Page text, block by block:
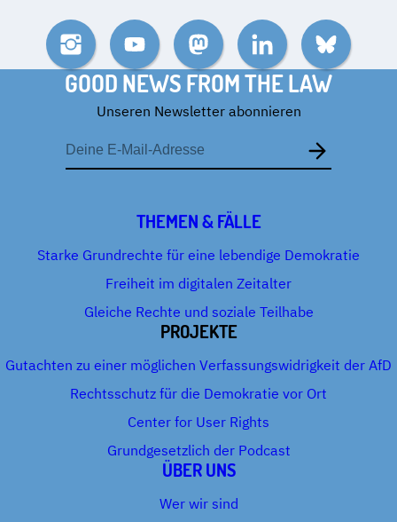
InstagramYouTube MastodonLinkedIn Bluesky
GOOD NEWS FROM THE LAW
Unseren Newsletter abonnieren
E-
Mail-
Adresse
THEMEN & FÄLLE
Starke Grundrechte für eine lebendige Demokratie
Freiheit im digitalen Zeitalter
Gleiche Rechte und soziale Teilhabe
PROJEKTE
Gutachten zu einer möglichen Verfassungswidrigkeit der AfD
Rechtsschutz für die Demokratie vor Ort
Center for User Rights
Grundgesetzlich der Podcast
ÜBER UNS
Wer wir sind